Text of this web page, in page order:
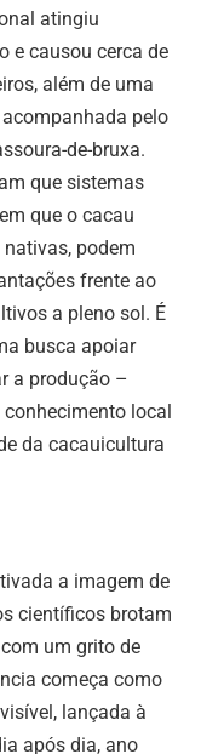
atingiu
e causou cerca de
além de uma
pelo
de-bruxa.
que sistemas
que o cacau
podem
frente ao
a pleno sol. É
busca apoiar
a produção –
local
da cacauicultura
a imagem de
científicos brotam
um grito de
começa como
lançada à
após dia, ano